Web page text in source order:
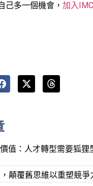
己多一個機會， 加入
值：人才轉型需要狐狸
顛覆舊思維以重塑競爭